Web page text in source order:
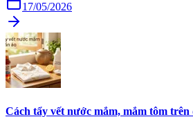
17/05/2026
Cách tẩy vết nước mắm, mắm tôm